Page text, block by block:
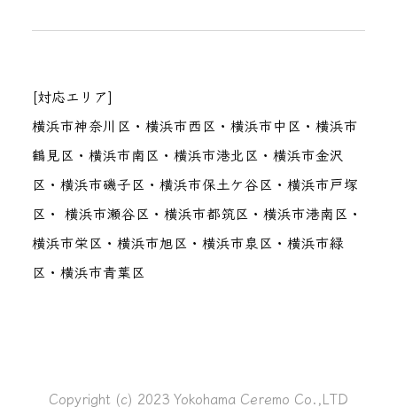
[対応エリア]
横浜市神奈川区・横浜市西区・横浜市中区・横浜市
鶴見区・横浜市南区・横浜市港北区・横浜市金沢
区・横浜市磯子区・横浜市保土ケ谷区・横浜市戸塚
区・ 横浜市瀬谷区・横浜市都筑区・横浜市港南区・
横浜市栄区・横浜市旭区・横浜市泉区・横浜市緑
区・横浜市青葉区
Copyright (c) 2023 Yokohama Ceremo Co.,LTD